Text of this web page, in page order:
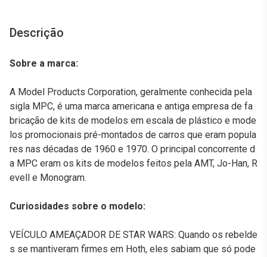
Descrição
Sobre a marca:
A Model Products Corporation, geralmente conhecida pela
sigla MPC, é uma marca americana e antiga empresa de fa
bricação de kits de modelos em escala de plástico e mode
los promocionais pré-montados de carros que eram popula
res nas décadas de 1960 e 1970. O principal concorrente d
a MPC eram os kits de modelos feitos pela AMT, Jo-Han, R
evell e Monogram.
Curiosidades sobre o modelo:
VEÍCULO AMEAÇADOR DE STAR WARS: Quando os rebelde
s se mantiveram firmes em Hoth, eles sabiam que só pode